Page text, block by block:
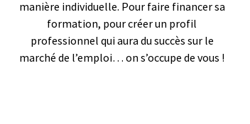
manière individuelle. Pour faire financer sa
formation, pour créer un profil
professionnel qui aura du succès sur le
marché de l’emploi… on s’occupe de vous !